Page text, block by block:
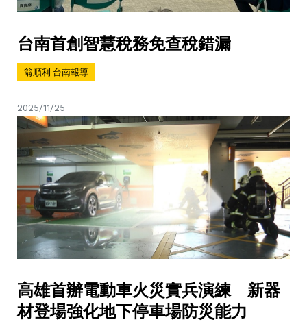
台南首創智慧稅務免查稅錯漏
翁順利 台南報導
2025/11/25
高雄首辦電動車火災實兵演練 新器
材登場強化地下停車場防災能力